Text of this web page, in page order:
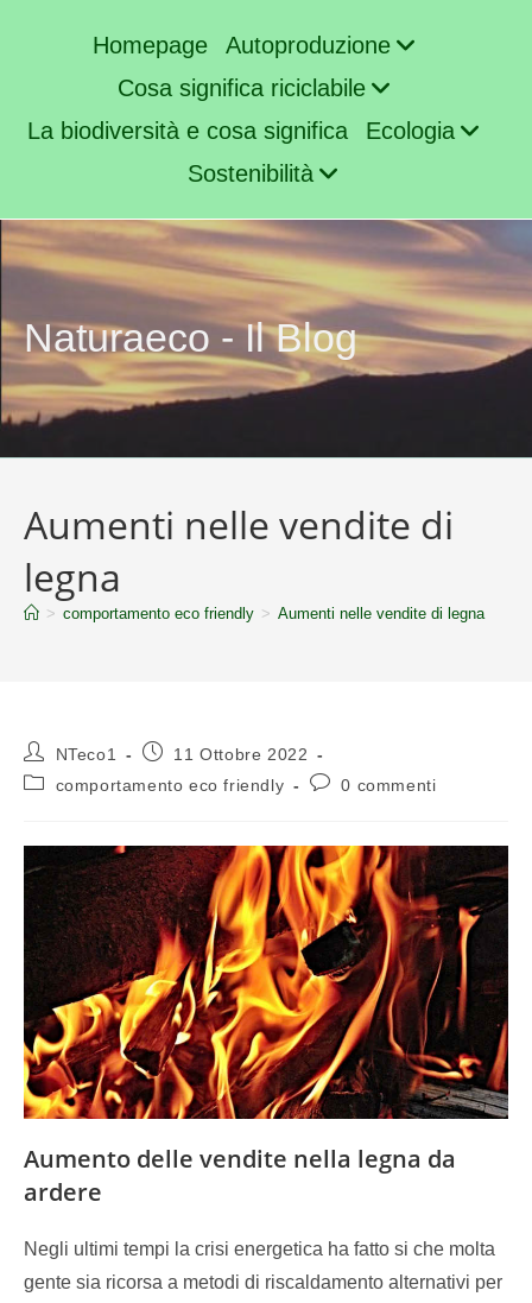
Homepage
Autoproduzione
Cosa significa riciclabile
La biodiversità e cosa significa
Ecologia
Sostenibilità
Naturaeco - Il Blog
Aumenti nelle vendite di
legna
> comportamento eco friendly > Aumenti nelle vendite di legna
NTeco1
11 Ottobre 2022
comportamento eco friendly
0 commenti
Aumento delle vendite nella legna da
ardere
Negli ultimi tempi la crisi energetica ha fatto si che molta
gente sia ricorsa a metodi di riscaldamento alternativi per